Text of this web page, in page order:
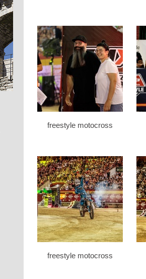
freestyle motocross
freestyle motocross